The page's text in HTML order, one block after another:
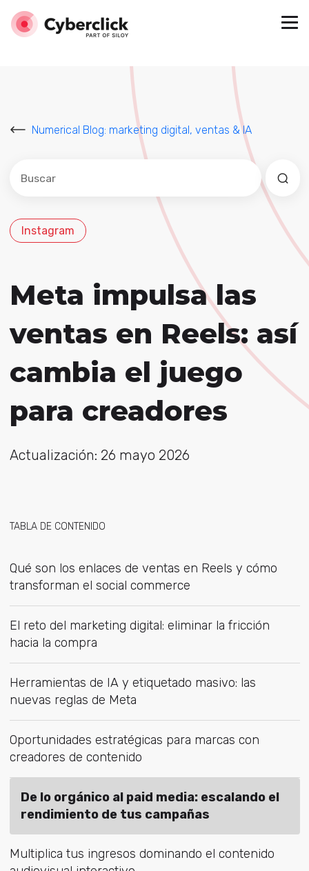
Numerical Blog: marketing digital, ventas & IA
Este es un campo de búsqueda con una función de
No hay sugerencias porque el campo de
Instagram
Meta impulsa las
ventas en Reels: así
cambia el juego
para creadores
Actualización: 26 mayo 2026
TABLA DE CONTENIDO
Qué son los enlaces de ventas en Reels y cómo
transforman el social commerce
El reto del marketing digital: eliminar la fricción
hacia la compra
Herramientas de IA y etiquetado masivo: las
nuevas reglas de Meta
Oportunidades estratégicas para marcas con
creadores de contenido
De lo orgánico al paid media: escalando el
rendimiento de tus campañas
Multiplica tus ingresos dominando el contenido